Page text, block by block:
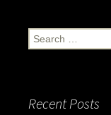
Search
for:
Recent Posts